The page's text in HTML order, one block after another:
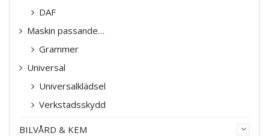
DAF
Maskin passande…
Grammer
Universal
Universalklädsel
Verkstadsskydd
BILVÅRD & KEM